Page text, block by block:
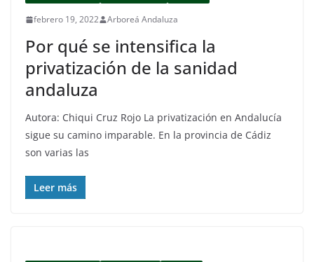
febrero 19, 2022 Arboreá Andaluza
Por qué se intensifica la
privatización de la sanidad
andaluza
Autora: Chiqui Cruz Rojo La privatización en Andalucía
sigue su camino imparable. En la provincia de Cádiz
son varias las
Leer más